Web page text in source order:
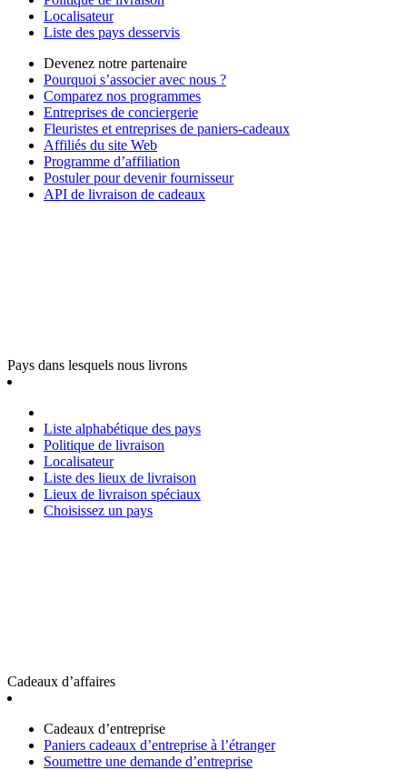
Localisateur
Liste des pays desservis
Devenez notre partenaire
Pourquoi s’associer avec nous ?
Comparez nos programmes
Entreprises de conciergerie
Fleuristes et entreprises de paniers-cadeaux
Affiliés du site Web
Programme d’affiliation
Postuler pour devenir fournisseur
API de livraison de cadeaux
Pays dans lesquels nous livrons
Liste alphabétique des pays
Politique de livraison
Localisateur
Liste des lieux de livraison
Lieux de livraison spéciaux
Choisissez un pays
Cadeaux d’affaires
Cadeaux d’entreprise
Paniers cadeaux d’entreprise à l’étranger
Soumettre une demande d’entreprise